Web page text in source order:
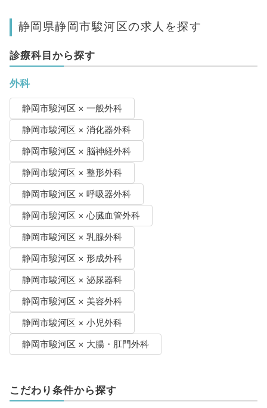
静岡県静岡市駿河区の求人を探す
診療科目から探す
外科
静岡市駿河区 × 一般外科
静岡市駿河区 × 消化器外科
静岡市駿河区 × 脳神経外科
静岡市駿河区 × 整形外科
静岡市駿河区 × 呼吸器外科
静岡市駿河区 × 心臓血管外科
静岡市駿河区 × 乳腺外科
静岡市駿河区 × 形成外科
静岡市駿河区 × 泌尿器科
静岡市駿河区 × 美容外科
静岡市駿河区 × 小児外科
静岡市駿河区 × 大腸・肛門外科
こだわり条件から探す